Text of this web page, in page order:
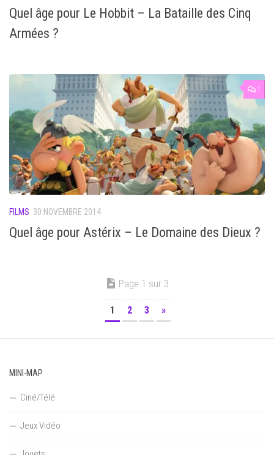
Quel âge pour Le Hobbit – La Bataille des Cinq
Armées ?
1
FILMS 30 NOVEMBRE 2014
Quel âge pour Astérix – Le Domaine des Dieux ?
Page 1 sur 3
1 2 3 »
MINI-MAP
Ciné/Télé
Jeux Vidéo